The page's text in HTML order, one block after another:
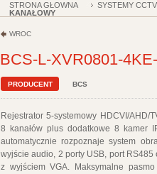
STRONA GŁÓWNA SYSTEMY
KANAŁOWY
WRÓĆ
BCS-L-XVR0801-
PRODUCENT BCS
Rejestrator 5-systemowy HDCVI/AHD/
8 kanałów plus dodatkowe 8 kamer
automatycznie rozpoznaje system
wyjście audio, 2 porty USB, port
z wyjściem VGA. Maksymalne